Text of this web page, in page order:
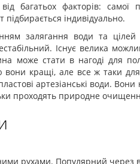
багатьох факторів: самої
індивідуально.
залягання води та
Існує велика
може стати в нагоді для
кращі, але все ж таки
артезіанські води.
проходять природне
рухами. Популярний через